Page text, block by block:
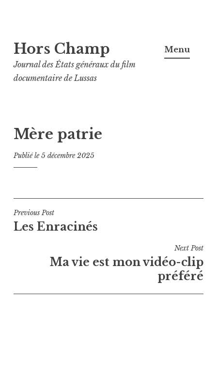
au
contenu
principal
Hors Champ
Journal des États généraux du film
documentaire de Lussas
Menu
Mère patrie
Publié le5 décembre 2025
Navigation
de
Previous Post
Les Enracinés
Next Post
Ma vie est mon vidéo-clip
préféré